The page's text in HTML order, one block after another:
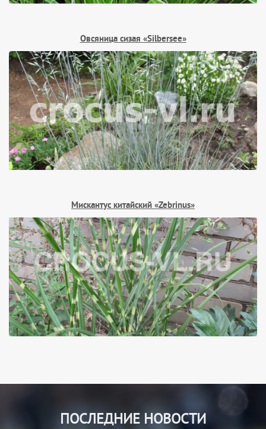
Овсяница сизая «Silbersee»
Мискантус китайский «Zebrinus»
ПОСЛЕДНИЕ НОВОСТИ